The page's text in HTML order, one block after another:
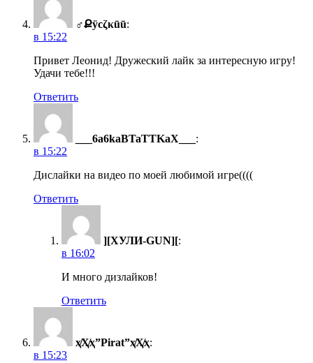
♂Քӱсζκūū:
в 15:22
Привет Леонид! Дружеский лайк за интересную игру!
Удачи тебе!!!
Ответить
___6a6kaBTaTTKaX___ :
в 15:22
Дислайки на видео по моей любимой игре((((
Ответить
][ХУЛИ-GUN][:
в 16:02
И много дизлайков!
Ответить
ҳ̸Ҳ̸ҳ”Pirat”ҳ̸Ҳ̸ҳ:
в 15:23